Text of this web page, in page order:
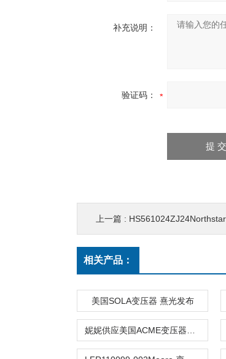
补充说明：
验证码：
上一篇 :
相关产品：
美国SOLA变压器 熹光发布